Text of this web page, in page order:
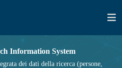
Information System
dei dati della ricerca (persone,